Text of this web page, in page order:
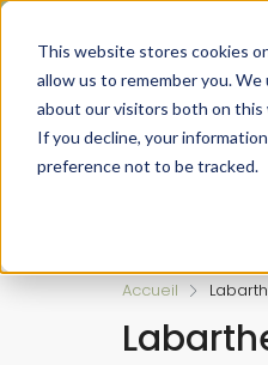
This website stores cookies
allow us to remember you.
about our visitors both on this
If you decline, your
preference not to be tracked.
Accueil